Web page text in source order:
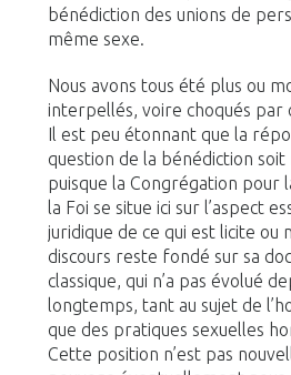
bénédiction des unions de
même sexe.
Nous avons tous été plus ou
interpellés, voire choqués par
Il est peu étonnant que la
question de la bénédiction soit
puisque la Congrégation pour
la Foi se situe ici sur l’aspect
juridique de ce qui est licite ou
discours reste fondé sur sa
classique, qui n’a pas évolué
longtemps, tant au sujet de
que des pratiques sexuelles
Cette position n’est pas